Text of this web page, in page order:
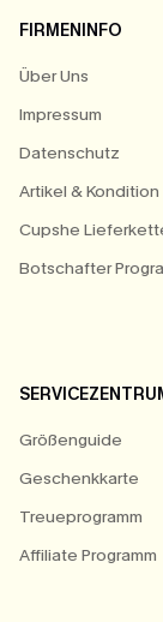
FIRMENINFO
Über Uns
Impressum
Datenschutz
Artikel & Kondition
Cupshe
Botschafter
Größenguide
Geschenkkarte
Treueprogramm
Affiliate Programm